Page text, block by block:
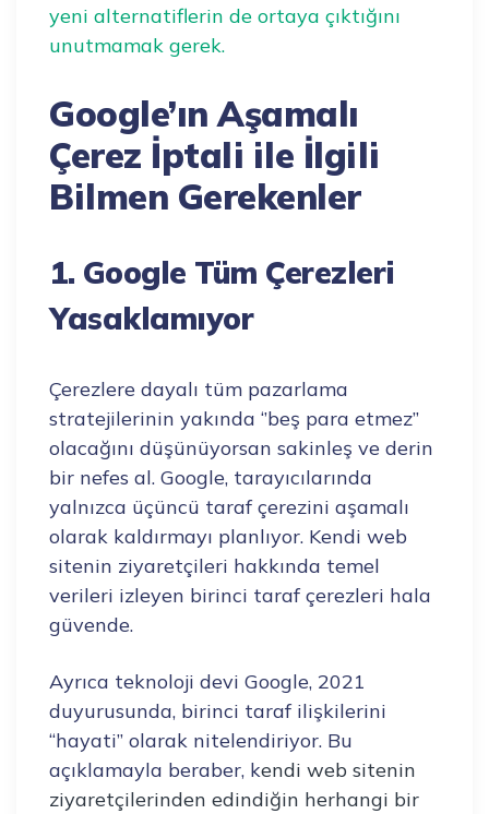
yeni alternatiflerin de ortaya çıktığını
unutmamak gerek.
Google’ın Aşamalı
Çerez İptali ile İlgili
Bilmen Gerekenler
1. Google Tüm Çerezleri
Yasaklamıyor
Çerezlere dayalı tüm pazarlama
stratejilerinin yakında ‘’beş para etmez’’
olacağını düşünüyorsan sakinleş ve derin
bir nefes al. Google, tarayıcılarında
yalnızca üçüncü taraf çerezini aşamalı
olarak kaldırmayı planlıyor. Kendi web
sitenin ziyaretçileri hakkında temel
verileri izleyen birinci taraf çerezleri hala
güvende.
Ayrıca teknoloji devi Google, 2021
duyurusunda, birinci taraf ilişkilerini
“hayati” olarak nitelendiriyor. Bu
açıklamayla beraber, kendi web sitenin
ziyaretçilerinden edindiğin herhangi bir